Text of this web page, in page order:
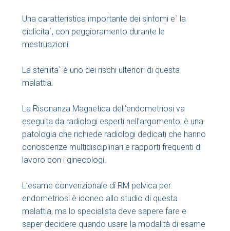
Una caratteristica importante dei sintomi e` la
ciclicita`, con peggioramento durante le
mestruazioni.
La sterilita` è uno dei rischi ulteriori di questa
malattia.
La Risonanza Magnetica dell’endometriosi va
eseguita da radiologi esperti nell’argomento, è una
patologia che richiede radiologi dedicati che hanno
conoscenze multidisciplinari e rapporti frequenti di
lavoro con i ginecologi.
L’esame convenzionale di RM pelvica per
endometriosi è idoneo allo studio di questa
malattia, ma lo specialista deve sapere fare e
saper decidere quando usare la modalità di esame